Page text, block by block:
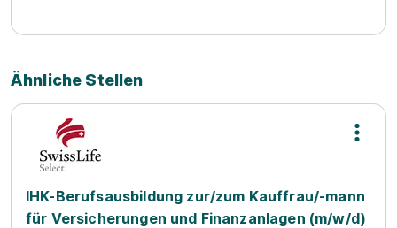
Ähnliche Stellen
IHK-Berufsausbildung zur/zum Kauffrau/-mann
für Versicherungen und Finanzanlagen (m/w/d)